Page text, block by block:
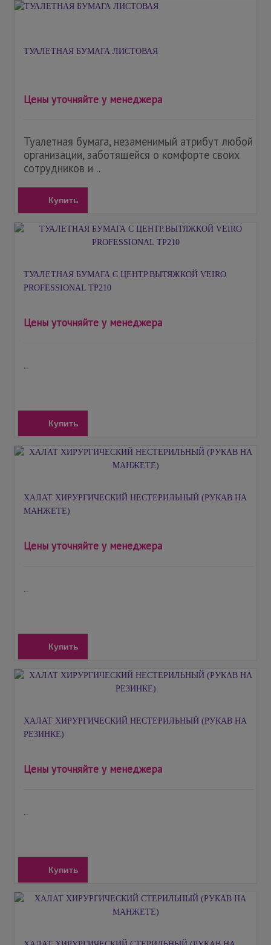
ТУАЛЕТНАЯ БУМАГА ЛИСТОВАЯ
Цены уточняйте у менеджера
Туалетная бумага, незаменимый атрибут любой
организации, заботящейся о комфорте своих
сотрудников и ..
Купить
ТУАЛЕТНАЯ БУМАГА С ЦЕНТР.ВЫТЯЖКОЙ VEIRO
PROFESSIONAL ТP210
Цены уточняйте у менеджера
..
Купить
ХАЛАТ ХИРУРГИЧЕСКИЙ НЕСТЕРИЛЬНЫЙ (РУКАВ НА
МАНЖЕТЕ)
Цены уточняйте у менеджера
..
Купить
ХАЛАТ ХИРУРГИЧЕСКИЙ НЕСТЕРИЛЬНЫЙ (РУКАВ НА
РЕЗИНКЕ)
Цены уточняйте у менеджера
..
Купить